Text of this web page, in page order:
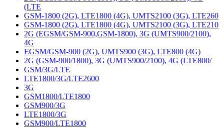
(LTE
GSM-1800 (2G), LTE1800 (4G), UMTS2100 (3G), LTE260
GSM-1800 (2G), LTE1800 (4G), UMTS2100 (3G), LTE210
2G (EGSM/GSM-900,GSM-1800), 3G (UMTS900/2100),
4G
EGSM/GSM-900 (2G), UMTS900 (3G), LTE800 (4G)
2G (GSM-900/1800), 3G (UMTS900/2100), 4G (LTE800/
GSM/3G/LTE
LTE1800/3G/LTE2600
3G
GSM1800/LTE1800
GSM900/3G
LTE1800/3G
GSM900/LTE1800